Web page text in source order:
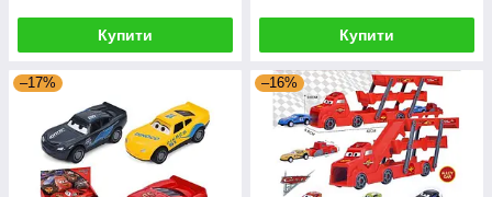
Купити Купити
–17% –16%